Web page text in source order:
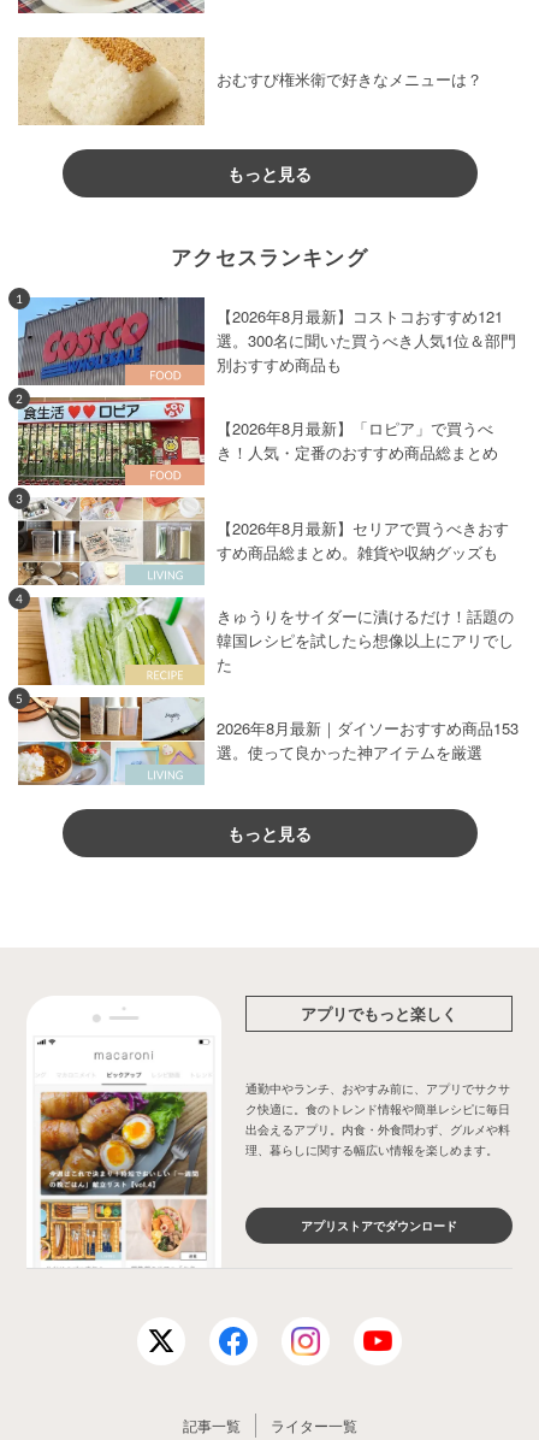
おむすび権米衛で好きなメニューは？
もっと見る
アクセスランキング
1
【2026年8月最新】コストコおすすめ121
選。300名に聞いた買うべき人気1位＆部門
別おすすめ商品も
2
【2026年8月最新】「ロピア」で買うべ
き！人気・定番のおすすめ商品総まとめ
3
【2026年8月最新】セリアで買うべきおす
すめ商品総まとめ。雑貨や収納グッズも
4
きゅうりをサイダーに漬けるだけ！話題の
韓国レシピを試したら想像以上にアリでし
た
5
2026年8月最新｜ダイソーおすすめ商品153
選。使って良かった神アイテムを厳選
もっと見る
アプリでもっと楽しく
通勤中やランチ、おやすみ前に、アプリでサクサ
ク快適に。食のトレンド情報や簡単レシピに毎日
出会えるアプリ。内食・外食問わず、グルメや料
理、暮らしに関する幅広い情報を楽しめます。
アプリストアでダウンロード
記事一覧 ライター一覧